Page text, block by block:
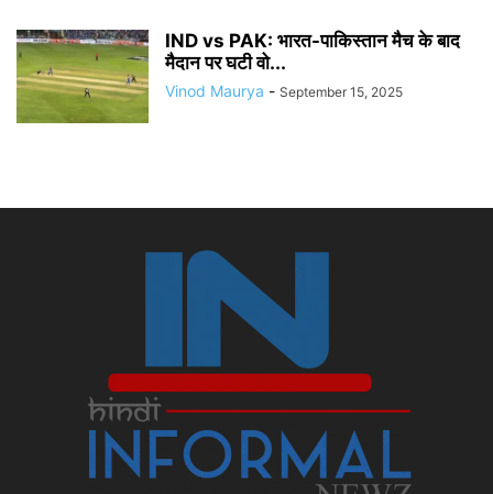
IND vs PAK: भारत-पाकिस्तान मैच के बाद
मैदान पर घटी वो...
Vinod Maurya - September 15, 2025